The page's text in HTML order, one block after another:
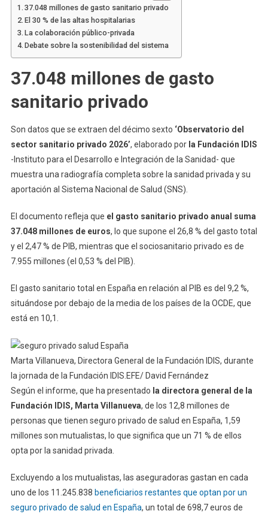
37.048 millones de gasto sanitario privado
El 30 % de las altas hospitalarias
La colaboración público-privada
Debate sobre la sostenibilidad del sistema
37.048 millones de gasto
sanitario privado
Son datos que se extraen del décimo sexto ‘Observatorio del
sector sanitario privado 2026’, elaborado porla Fundación IDIS
-Instituto para el Desarrollo e Integración de la Sanidad- que
muestra una radiografía completa sobre la sanidad privada y su
aportación al Sistema Nacional de Salud (SNS).
El documento refleja que el gasto sanitario privado anual suma
37.048 millones de euros, lo que supone el 26,8 % del gasto total
y el 2,47 % de PIB, mientras que el sociosanitario privado es de
7.955 millones (el 0,53 % del PIB).
El gasto sanitario total en España en relación al PIB es del 9,2 %,
situándose por debajo de la media de los países de la OCDE, que
está en 10,1.
Marta Villanueva, Directora General de la Fundación IDIS, durante
la jornada de la Fundación IDIS.EFE/ David Fernández
Según el informe, que ha presentado la directora general de la
Fundación IDIS, Marta Villanueva, de los 12,8 millones de
personas que tienen seguro privado de salud en España, 1,59
millones son mutualistas, lo que significa que un 71 % de ellos
opta por la sanidad privada.
Excluyendo a los mutualistas, las aseguradoras gastan en cada
uno de los 11.245.838 beneficiarios restantes que optan por un
seguro privado de salud en España, un total de 698,7 euros de